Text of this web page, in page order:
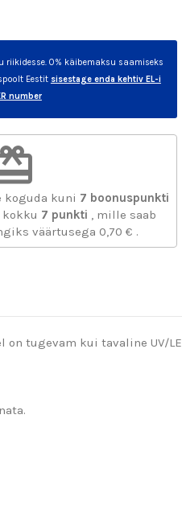
riikidesse. 0% käibemaksu saamiseks
Eestit sisestage enda kehtiv EL-i
number
koguda kuni 7 boonuspunkti
kokku 7 punkti , mille saab
väärtusega 0,70 € .
on tugevam kui tavaline UV/